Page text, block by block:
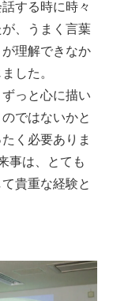
する時に時々
、うまく言葉
理解できなか
した。
っと心に描い
ではないかと
く必要ありま
事は、とても
貴重な経験と